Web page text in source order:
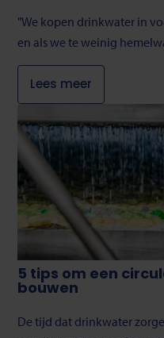
"We kopen drinkwater in
en als we te weinig
Lees meer
5 tips om een
bouwen
De tijd dat drinkwater